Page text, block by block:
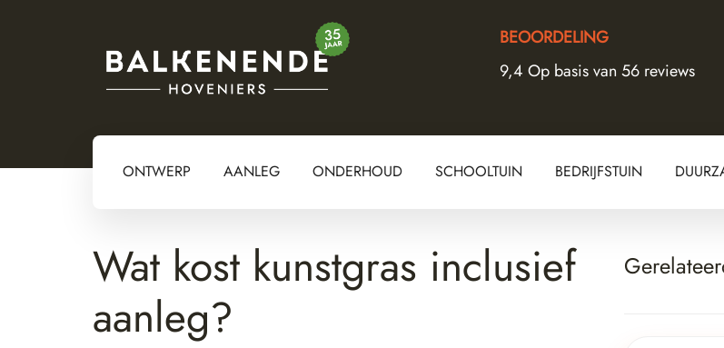
BEOORDELING
9,4 Op basis van 56 reviews
ONTWERP AANLEG ONDERHOUD SCHOOLTUIN BEDRIJFSTUIN
Wat kost kunstgras inclusief
aanleg?